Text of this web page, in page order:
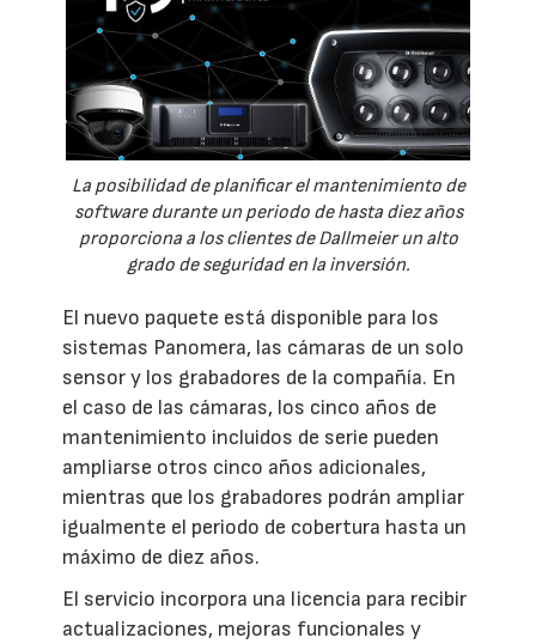
La posibilidad de planificar el mantenimiento de
software durante un periodo de hasta diez años
proporciona a los clientes de Dallmeier un alto
grado de seguridad en la inversión.
El nuevo paquete está disponible para los
sistemas Panomera, las cámaras de un solo
sensor y los grabadores de la compañía. En
el caso de las cámaras, los cinco años de
mantenimiento incluidos de serie pueden
ampliarse otros cinco años adicionales,
mientras que los grabadores podrán ampliar
igualmente el periodo de cobertura hasta un
máximo de diez años.
El servicio incorpora una licencia para recibir
actualizaciones, mejoras funcionales y